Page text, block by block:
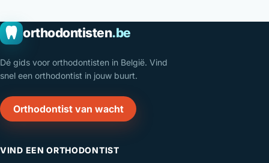
orthodontisten.be
Dé gids voor orthodontisten in België. Vind
snel een orthodontist in jouw buurt.
Orthodontist van wacht
VIND EEN ORTHODONTIST